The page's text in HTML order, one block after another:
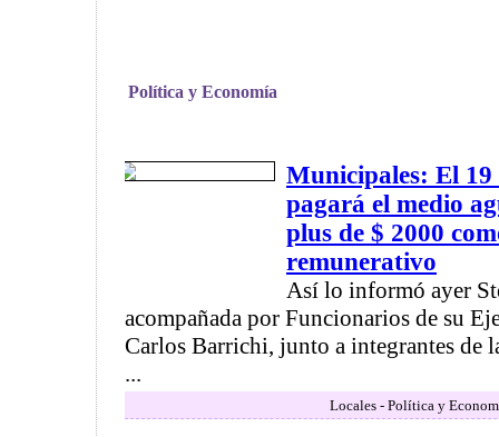
Política y Economía
Municipales: El 19
pagará el medio
plus de $ 2000
remunerativo
Así lo informó ayer
acompañada por Funcionarios de su
Carlos Barrichi, junto a integrantes de
...
Locales - Política y